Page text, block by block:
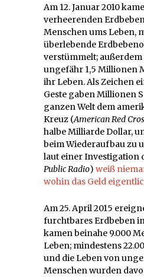
Am 12. Januar 2010
verheerenden
Menschen ums Leben,
überlebende
verstümmelt;
ungefähr 1,5 Millionen
ihr Leben. Als Zeichen
Geste gaben Millionen
ganzen Welt dem
Kreuz (American Red
halbe Milliarde Dollar,
beim Wiederaufbau zu
laut einer Investigation
Public Radio) weiß
wohin das Geld
Am 25. April 2015
furchtbares Erdbeben
kamen beinahe 9.000
Leben; mindestens
und die Leben von
Menschen wurden